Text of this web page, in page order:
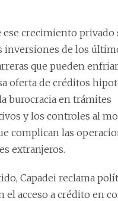
ese crecimiento privado
inversiones de los
que pueden
oferta de créditos
burocracia en trámites
y los controles al
complican las
extranjeros.
Capadei reclama
el acceso a crédito en